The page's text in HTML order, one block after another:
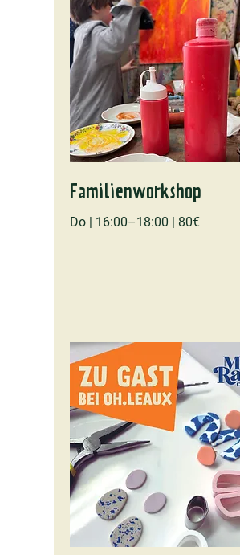
Familienworkshop
Do | 16:00–18:00 | 80€